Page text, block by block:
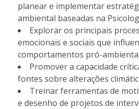
planear e implementar
ambiental baseadas na
Explorar os principais
emocionais e sociais que
comportamentos pró-
Promover a capacidade
fontes sobre alterações
Treinar ferramentas de
e desenho de projetos de